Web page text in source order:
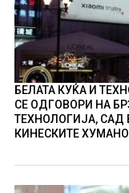
БЕЛАТА КУЌА И
СЕ ОДГОВОРИ НА
ТЕХНОЛОГИЈА, САД
КИНЕСКИТЕ